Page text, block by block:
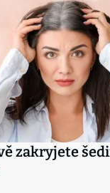
zakryjete